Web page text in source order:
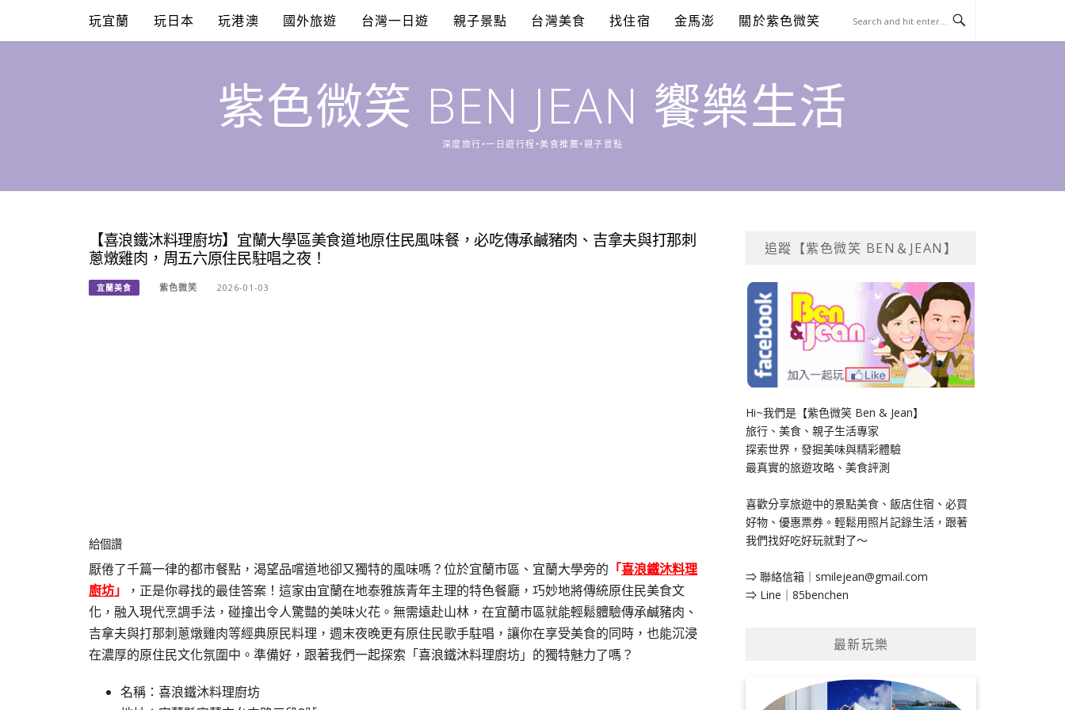
content
玩宜蘭 玩日本 玩港澳 國外旅遊 台灣一日遊 親子景點 台灣美食 找住宿 金馬澎 關於紫色微笑
紫色微笑 BEN JEAN 饗樂生活
深度旅行•一日遊行程•美食推薦•親子景點
【喜浪鐵沐料理廚坊】宜蘭大學區美食道地原住民風味餐，必吃傳承鹹豬肉、吉拿夫與打那刺
蔥燉雞肉，周五六原住民駐唱之夜！
宜蘭美食 紫色微笑 2026-01-03
給個讚
厭倦了千篇一律的都市餐點，渴望品嚐道地卻又獨特的風味嗎？位於宜蘭市區、宜蘭大學旁的 「喜浪鐵沐料理
廚坊」
，正是你尋找的最佳答案！這家由宜蘭在地泰雅族青年主理的特色餐廳，巧妙地將傳統原住民美食文
化，融入現代烹調手法，碰撞出令人驚豔的美味火花。無需遠赴山林，在宜蘭市區就能輕鬆體驗傳承鹹豬肉、
吉拿夫與打那刺蔥燉雞肉等經典原民料理，週末夜晚更有原住民歌手駐唱，讓你在享受美食的同時，也能沉浸
在濃厚的原住民文化氛圍中。準備好，跟著我們一起探索「喜浪鐵沐料理廚坊」的獨特魅力了嗎？
名稱：喜浪鐵沐料理廚坊
追蹤【紫色微笑 BEN＆JEAN】
Hi~我們是【紫色微笑 Ben & Jean】
旅行、美食、親子生活專家
探索世界，發掘美味與精彩體驗
最真實的旅遊攻略、美食評測
喜歡分享旅遊中的景點美食、飯店住宿、必買
好物、優惠票券。輕鬆用照片記錄生活，跟著
我們找好吃好玩就對了～
⇒ 聯絡信箱｜ smilejean@gmail.com
⇒ Line｜85benchen
最新玩樂